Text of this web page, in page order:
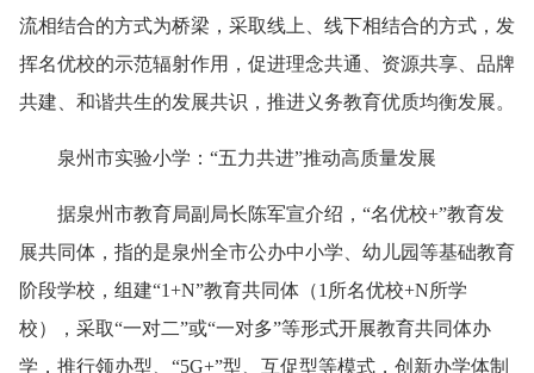
流相结合的方式为桥梁，采取线上、线下相结合的方式，发
挥名优校的示范辐射作用，促进理念共通、资源共享、品牌
共建、和谐共生的发展共识，推进义务教育优质均衡发展。
泉州市实验小学：“五力共进”推动高质量发展
据泉州市教育局副局长陈军宣介绍，“名优校+”教育发
展共同体，指的是泉州全市公办中小学、幼儿园等基础教育
阶段学校，组建“1+N”教育共同体（1所名优校+N所学
校），采取“一对二”或“一对多”等形式开展教育共同体办
学，推行领办型、“5G+”型、互促型等模式，创新办学体制